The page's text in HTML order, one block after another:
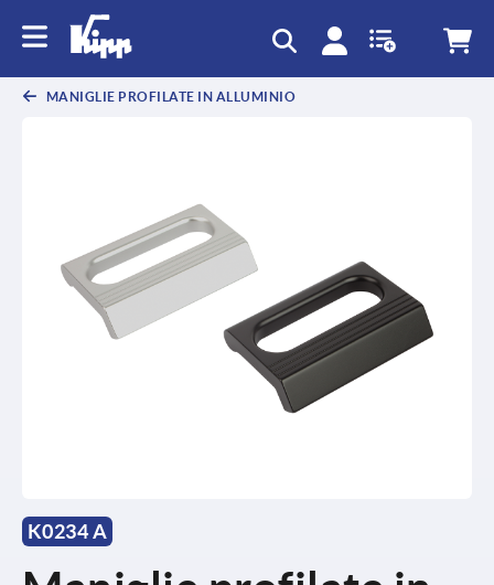
MANIGLIE PROFILATE IN ALLUMINIO
K0234 A